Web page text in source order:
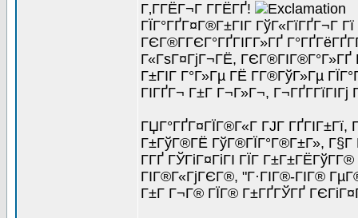
Г‚Г­ГЁГ¬Г Г­ГЁГҐ!
ГЇГ°ГҐГ¤Г®Г±ГІГ ГўГ«ГїГҐГ¬Г
ГЄГ®Г­ГЄГ°ГҐГІГ­Г»ГҐ
Г«ГѕГ¤ГјГ¬ГЁ,
Г±ГІГ Г°Г»Гµ ГЁ Г­Г®ГўГ»Гµ
ГІГҐГ¬ Г±Г Г¬Г»Г¬,
ГЏГ°ГҐГ¤ГЇГ®Г«Г ГЈГ
Г±ГўГ®ГЁ ГўГ®ГЇГ°Г®Г±Г», Г§Г
Г­ГҐ ГЎГіГ¤ГіГІ ГЇГ
ГІГ®Г«ГјГЄГ®, "Г·ГІГ®-ГІГ®
Г±Г Г¬Г® ГЇГ® Г±ГҐГЎГҐ